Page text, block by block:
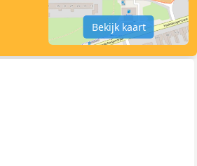
Bekijk kaart